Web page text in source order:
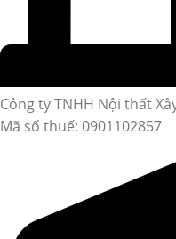
Công ty TNHH Nội thất
Mã số thuế: 0901102857